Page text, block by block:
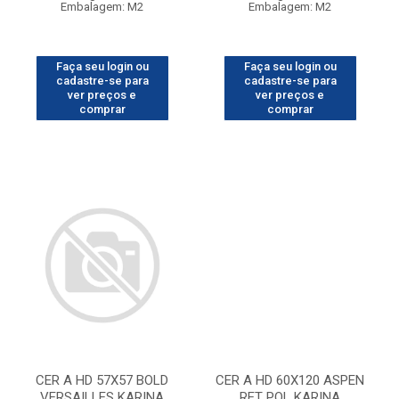
Embalagem: M2
Faça seu login ou
cadastre-se para
ver preços e
comprar
Embalagem: M2
Faça seu login ou
cadastre-se para
ver preços e
comprar
CER A HD 57X57 BOLD
CER A HD 60X120 ASPEN